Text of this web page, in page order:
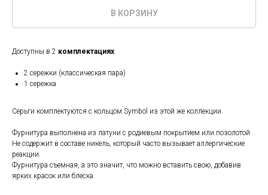
В КОРЗИНУ
Доступны в 2 комплектациях:
2 сережки (классическая пара)
1 сережка
Серьги комплектуются c кольцом Symbol из этой же коллекции.
Фурнитура выполнена из латуни с родиевым покрытием или позолотой.
Не содержит в составе никель, который часто вызывает аллергические
реакции.
Фурнитура съемная, а это значит, что можно вставить свою, добавив
ярких красок или блеска.